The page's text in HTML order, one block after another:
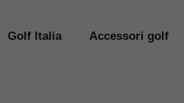
Golf Italia Accessori golf